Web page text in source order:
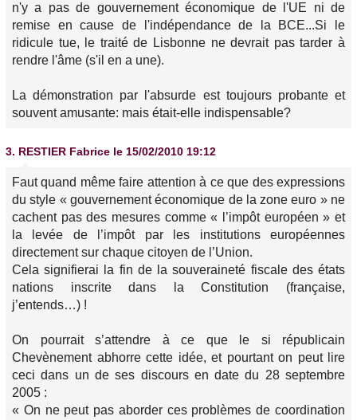
n'y a pas de gouvernement économique de l'UE ni de
remise en cause de l'indépendance de la BCE...Si le
ridicule tue, le traité de Lisbonne ne devrait pas tarder à
rendre l'âme (s'il en a une).
La démonstration par l'absurde est toujours probante et
souvent amusante: mais était-elle indispensable?
3. RESTIER Fabrice le 15/02/2010 19:12
Faut quand même faire attention à ce que des expressions
du style « gouvernement économique de la zone euro » ne
cachent pas des mesures comme « l’impôt européen » et
la levée de l’impôt par les institutions européennes
directement sur chaque citoyen de l’Union.
Cela signifierai la fin de la souveraineté fiscale des états
nations inscrite dans la Constitution (française,
j’entends…) !
On pourrait s’attendre à ce que le si républicain
Chevènement abhorre cette idée, et pourtant on peut lire
ceci dans un de ses discours en date du 28 septembre
2005 :
« On ne peut pas aborder ces problèmes de coordination